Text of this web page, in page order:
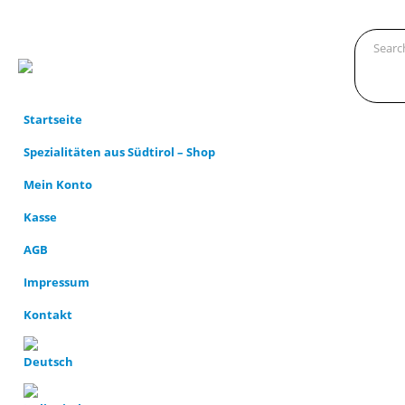
Startseite
Spezialitäten aus Südtirol – Shop
Mein Konto
Kasse
AGB
Impressum
Kontakt